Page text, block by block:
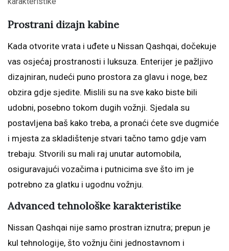
Prostrani dizajn kabine
Kada otvorite vrata i uđete u Nissan Qashqai, dočekuje
vas osjećaj prostranosti i luksuza. Enterijer je pažljivo
dizajniran, nudeći puno prostora za glavu i noge, bez
obzira gdje sjedite. Mislili su na sve kako biste bili
udobni, posebno tokom dugih vožnji. Sjedala su
postavljena baš kako treba, a pronaći ćete sve dugmiće
i mjesta za skladištenje stvari tačno tamo gdje vam
trebaju. Stvorili su mali raj unutar automobila,
osiguravajući vozačima i putnicima sve što im je
potrebno za glatku i ugodnu vožnju.
Advanced tehnološke karakteristike
Nissan Qashqai nije samo prostran iznutra; prepun je
kul tehnologije, što vožnju čini jednostavnom i